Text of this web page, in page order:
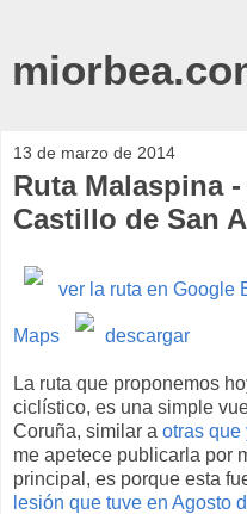
13 de marzo de 2014
Ruta Malaspina
Castillo de San
ver la ruta en Google
Maps descargar
La ruta que proponemos
ciclístico, es una simple
Coruña, similar a otras que
me apetece publicarla por
principal, es porque esta
lesión que tuve en Agosto